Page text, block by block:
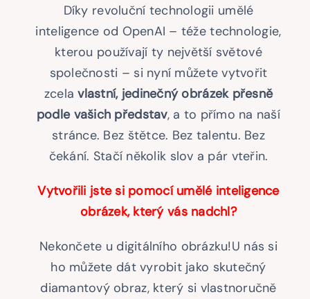
Díky revoluční technologii umělé
inteligence od OpenAI – téže technologie,
kterou používají ty největší světové
společnosti – si nyní můžete vytvořit
zcela vlastní, jedinečný obrázek přesně
podle vašich představ, a to přímo na naší
stránce. Bez štětce. Bez talentu. Bez
čekání. Stačí několik slov a pár vteřin.
Vytvořili jste si pomocí umělé inteligence
obrázek, který vás nadchl?
Nekončete u digitálního obrázku!U nás si
ho můžete dát vyrobit jako skutečný
diamantový obraz, který si vlastnoručně